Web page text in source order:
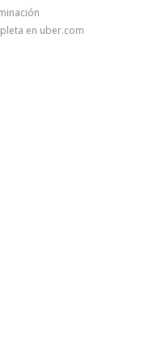
en uber.com